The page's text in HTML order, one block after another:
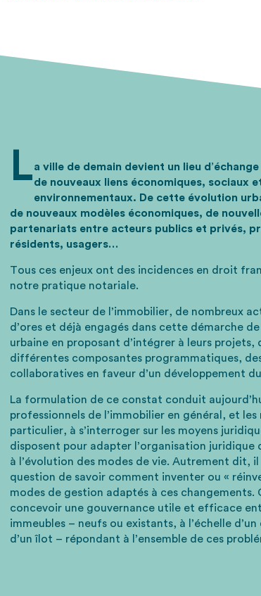
La ville de demain devient un lieu
de nouveaux liens économiques, sociaux
environnementaux. De cette évolution
de nouveaux modèles économiques, de
partenariats entre acteurs publics et privés,
résidents, usagers…
Tous ces enjeux ont des incidences en droit
notre pratique notariale.
Dans le secteur de l’immobilier, de nombreux
d’ores et déjà engagés dans cette démarche
urbaine en proposant d’intégrer à leurs projets,
différentes composantes programmatiques,
collaboratives en faveur d’un développement
La formulation de ce constat conduit
professionnels de l’immobilier en général, et les
particulier, à s’interroger sur les moyens
disposent pour adapter l’organisation juridique
à l’évolution des modes de vie. Autrement dit, il
question de savoir comment inventer ou «
modes de gestion adaptés à ces changements.
concevoir une gouvernance utile et efficace
immeubles – neufs ou existants, à l’échelle
d’un îlot – répondant à l’ensemble de ces